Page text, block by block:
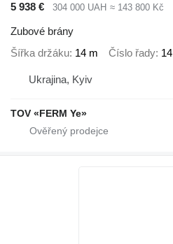
5 938 €
304 000 UAH ≈ 143 800 Kč
Zubové brány
Šířka držáku 14 m Číslo řady 14
Ukrajina, Kyiv
TOV «FERM Ye»